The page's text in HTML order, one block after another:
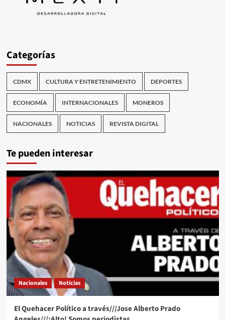
Categorías
CDMX CULTURA Y ENTRETENIMIENTO DEPORTES
ECONOMÍA INTERNACIONALES MONEROS
NACIONALES NOTICIAS REVISTA DIGITAL
Te pueden interesar
Nacionales Noticias
El Quehacer Político a través///Jose Alberto Prado